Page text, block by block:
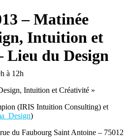
– Matinée
Intuition et
Lieu du Design
à 12h
Intuition et Créativité »
(IRIS Intuition Consulting) et
)
du Faubourg Saint Antoine – 75012